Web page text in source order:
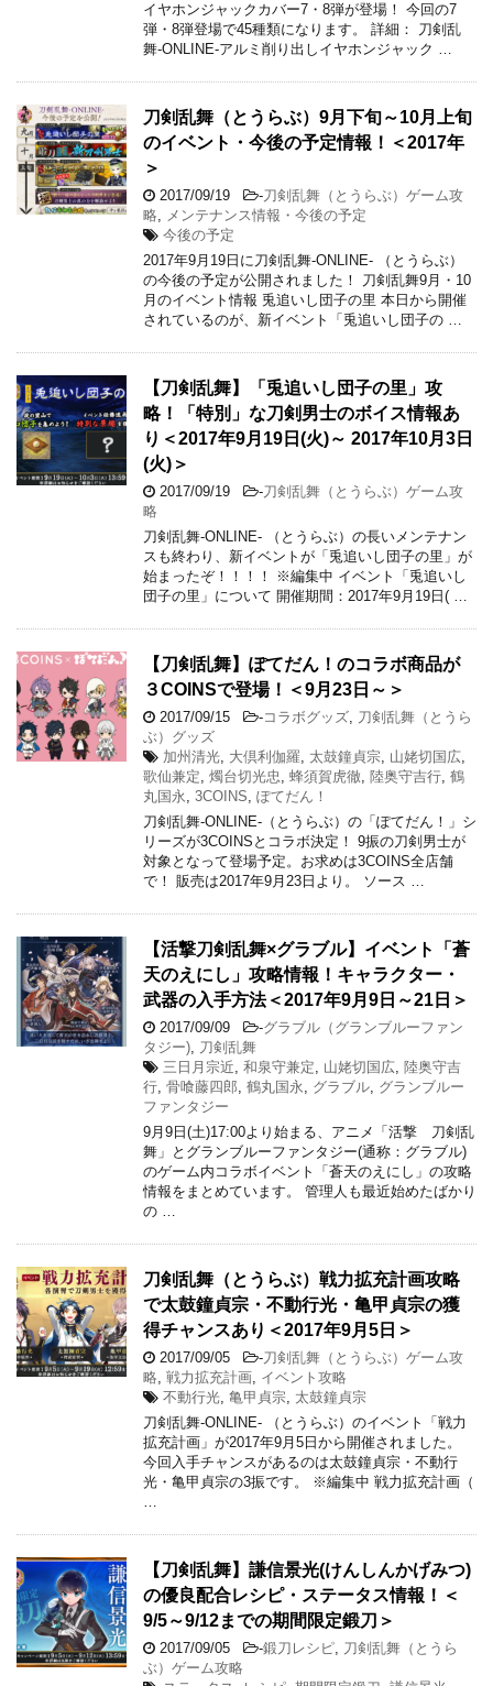
イヤホンジャックカバー7・8弾が登場！ 今回の7
弾・8弾登場で45種類になります。 詳細： 刀剣乱
舞-ONLINE-アルミ削り出しイヤホンジャック …
刀剣乱舞（とうらぶ）9月下旬～10月上旬
のイベント・今後の予定情報！＜2017年
＞
2017/09/19 -刀剣乱舞（とうらぶ）ゲーム攻
略, メンテナンス情報・今後の予定
今後の予定
2017年9月19日に刀剣乱舞-ONLINE- （とうらぶ）
の今後の予定が公開されました！ 刀剣乱舞9月・10
月のイベント情報 兎追いし団子の里 本日から開催
されているのが、新イベント「兎追いし団子の …
【刀剣乱舞】「兎追いし団子の里」攻
略！「特別」な刀剣男士のボイス情報あ
り＜2017年9月19日(火)～ 2017年10月3日
(火)＞
2017/09/19 -刀剣乱舞（とうらぶ）ゲーム攻
略
刀剣乱舞-ONLINE- （とうらぶ）の長いメンテナン
スも終わり、新イベントが「兎追いし団子の里」が
始まったぞ！！！！ ※編集中 イベント「兎追いし
団子の里」について 開催期間：2017年9月19日( …
【刀剣乱舞】ぽてだん！のコラボ商品が
３COINSで登場！＜9月23日～＞
2017/09/15 -コラボグッズ, 刀剣乱舞（とうら
ぶ）グッズ
加州清光, 大倶利伽羅, 太鼓鐘貞宗, 山姥切国広,
歌仙兼定, 燭台切光忠, 蜂須賀虎徹, 陸奥守吉行, 鶴
丸国永, 3COINS, ぽてだん！
刀剣乱舞-ONLINE-（とうらぶ）の「ぽてだん！」シ
リーズが3COINSとコラボ決定！ 9振の刀剣男士が
対象となって登場予定。お求めは3COINS全店舗
で！ 販売は2017年9月23日より。 ソース …
【活撃刀剣乱舞×グラブル】イベント「蒼
天のえにし」攻略情報！キャラクター・
武器の入手方法＜2017年9月9日～21日＞
2017/09/09 -グラブル（グランブルーファン
タジー), 刀剣乱舞
三日月宗近, 和泉守兼定, 山姥切国広, 陸奥守吉
行, 骨喰藤四郎, 鶴丸国永, グラブル, グランブルー
ファンタジー
9月9日(土)17:00より始まる、アニメ「活撃 刀剣乱
舞」とグランブルーファンタジー(通称：グラブル)
のゲーム内コラボイベント「蒼天のえにし」の攻略
情報をまとめています。 管理人も最近始めたばかり
の …
刀剣乱舞（とうらぶ）戦力拡充計画攻略
で太鼓鐘貞宗・不動行光・亀甲貞宗の獲
得チャンスあり＜2017年9月5日＞
2017/09/05 -刀剣乱舞（とうらぶ）ゲーム攻
略, 戦力拡充計画, イベント攻略
不動行光, 亀甲貞宗, 太鼓鐘貞宗
刀剣乱舞-ONLINE- （とうらぶ）のイベント「戦力
拡充計画」が2017年9月5日から開催されました。
今回入手チャンスがあるのは太鼓鐘貞宗・不動行
光・亀甲貞宗の3振です。 ※編集中 戦力拡充計画（
…
【刀剣乱舞】謙信景光(けんしんかげみつ)
の優良配合レシピ・ステータス情報！＜
9/5～9/12までの期間限定鍛刀＞
2017/09/05 -鍛刀レシピ, 刀剣乱舞（とうら
ぶ）ゲーム攻略